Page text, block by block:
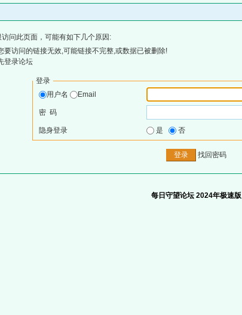
问此页面，可能有如下几个原因:
要访问的链接无效,可能链接不完整,或数据已被删除!
登录论坛
登录
用户名
Email
密 码
隐身登录 是 否
找回密码
每日守望论坛 2024年极速版